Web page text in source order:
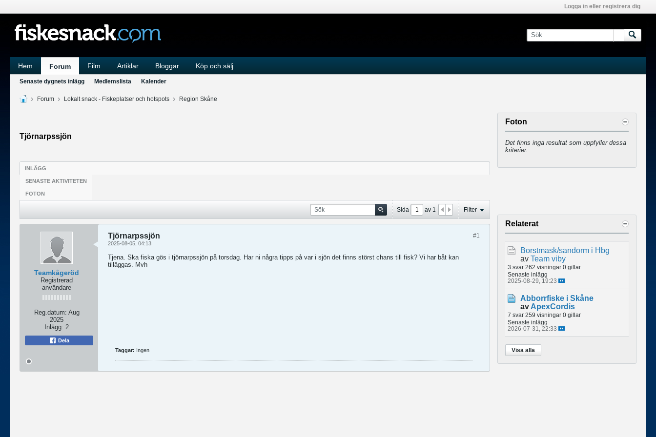
Logga in eller registrera dig
Hem Forum Film Artiklar Bloggar Köp och sälj
Senaste dygnets inlägg Medlemslista Kalender
Forum Lokalt snack - Fiskeplatser och hotspots Region Skåne
Tjörnarpssjön
INLÄGG
SENASTE AKTIVITETEN
FOTON
Sida av 1 Filter
Teamkågeröd
Registrerad
användare
Reg.datum: Aug
2025
Inlägg: 2
Dela
#1
Tjörnarpssjön
2025-08-05, 04:13
Tjena. Ska fiska gös i tjörnarpssjön på torsdag. Har ni några tipps på var i sjön det finns störst chans till fisk? Vi har båt kan
tilläggas. Mvh
Taggar: Ingen
Foton
Det finns inga resultat som uppfyller dessa
kriterier.
Relaterat
Borstmask/sandorm i Hbg
av Team viby
3 svar 262 visningar 0 gillar
Senaste inlägg
2025-08-29, 19:23
Abborrfiske i Skåne
av ApexCordis
7 svar 259 visningar 0 gillar
Senaste inlägg
2026-07-31, 22:33
Visa alla